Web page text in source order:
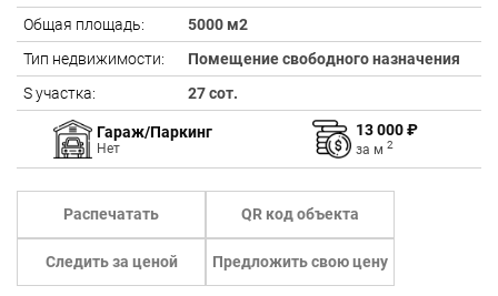
Общая площадь:
5000 м2
Тип недвижимости:
Помещение свободного назначения
S участка:
27 сот.
Гараж/Паркинг
Нет
13 000 ₽
за м 2
Распечатать QR код объекта
Следить за ценой Предложить свою цену